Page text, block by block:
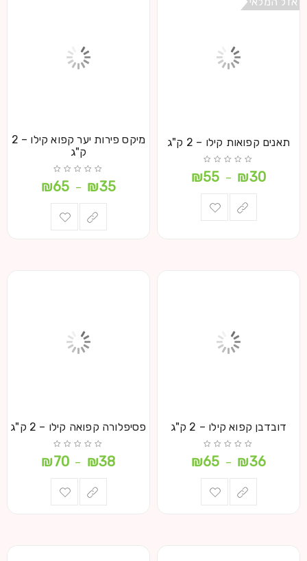
תאנים קפואות קילו – 2 ק"ג
₪30
–
₪55
מיקס פירות יער קפוא קילו – 2
ק"ג
₪35
–
₪65
דובדבן קפוא קילו – 2 ק"ג
₪36
–
₪65
פסיפלורה קפואה קילו – 2 ק"ג
₪38
–
₪70